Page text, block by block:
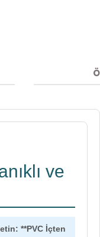
ve
**PVC İçten